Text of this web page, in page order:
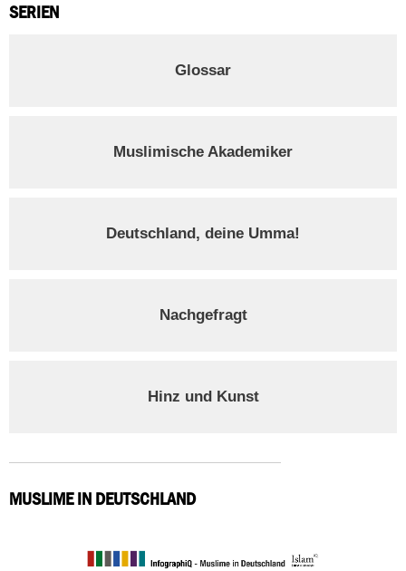
SERIEN
Glossar
Muslimische Akademiker
Deutschland, deine Umma!
Nachgefragt
Hinz und Kunst
MUSLIME IN DEUTSCHLAND